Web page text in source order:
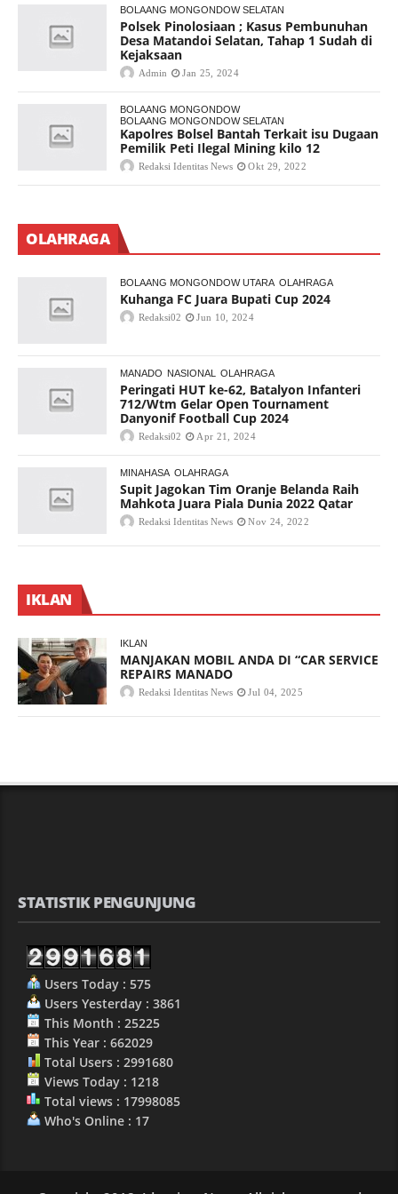
BOLAANG MONGONDOW SELATAN
Polsek Pinolosiaan ; Kasus Pembunuhan
Desa Matandoi Selatan, Tahap 1 Sudah di
Kejaksaan
Admin Jan 25, 2024
BOLAANG MONGONDOW
BOLAANG MONGONDOW SELATAN
Kapolres Bolsel Bantah Terkait isu Dugaan
Pemilik Peti Ilegal Mining kilo 12
Redaksi Identitas News Okt 29, 2022
OLAHRAGA
BOLAANG MONGONDOW UTARA OLAHRAGA
Kuhanga FC Juara Bupati Cup 2024
Redaksi02 Jun 10, 2024
MANADO NASIONAL OLAHRAGA
Peringati HUT ke-62, Batalyon Infanteri
712/Wtm Gelar Open Tournament
Danyonif Football Cup 2024
Redaksi02 Apr 21, 2024
MINAHASA OLAHRAGA
Supit Jagokan Tim Oranje Belanda Raih
Mahkota Juara Piala Dunia 2022 Qatar
Redaksi Identitas News Nov 24, 2022
IKLAN
IKLAN
MANJAKAN MOBIL ANDA DI “CAR SERVICE
REPAIRS MANADO
Redaksi Identitas News Jul 04, 2025
STATISTIK PENGUNJUNG
Users Today : 575
Users Yesterday : 3861
This Month : 25225
This Year : 662029
Total Users : 2991680
Views Today : 1218
Total views : 17998085
Who's Online : 17